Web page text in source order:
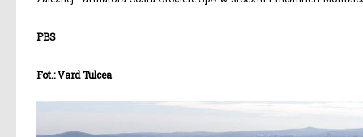
PBS
Fot.: Vard Tulcea